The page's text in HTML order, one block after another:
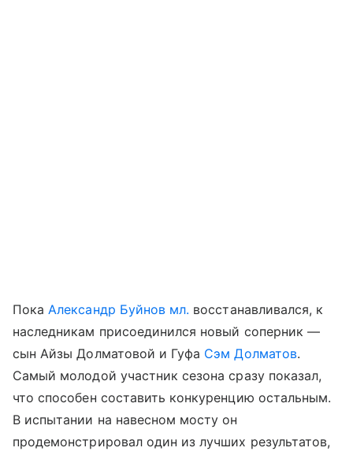
ПокаАлександр Буйнов мл. восстанавливался, к
наследникам присоединился новый соперник —
сын Айзы Долматовой и Гуфа Сэм Долматов.
Самый молодой участник сезона сразу показал,
что способен составить конкуренцию остальным.
В испытании на навесном мосту он
продемонстрировал один из лучших результатов,